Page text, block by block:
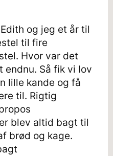
og jeg et år til
til fire
Hvor var det
endnu. Så fik vi lov
lille kande og få
til. Rigtig
blev altid bagt til
brød og kage.